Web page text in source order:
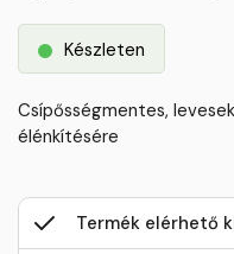
Készleten
Csípősségmentes,
élénkítésére
Termék elérhető